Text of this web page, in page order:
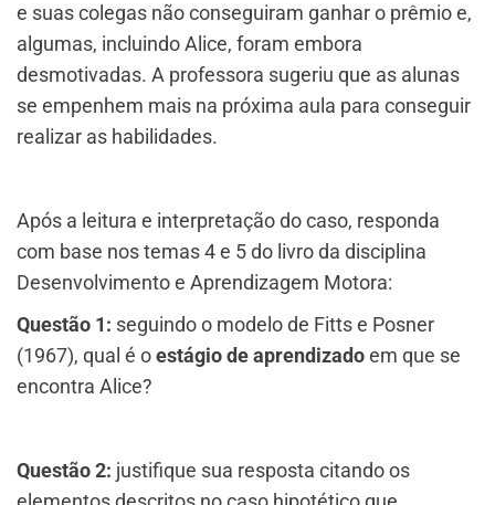
e suas colegas não conseguiram ganhar o prêmio e,
algumas, incluindo Alice, foram embora
desmotivadas. A professora sugeriu que as alunas
se empenhem mais na próxima aula para conseguir
realizar as habilidades.
Após a leitura e interpretação do caso, responda
com base nos temas 4 e 5 do livro da disciplina
Desenvolvimento e Aprendizagem Motora:
Questão 1: seguindo o modelo de Fitts e Posner
(1967), qual é oestágio de aprendizadoem que se
encontra Alice?
Questão 2: justifique sua resposta citando os